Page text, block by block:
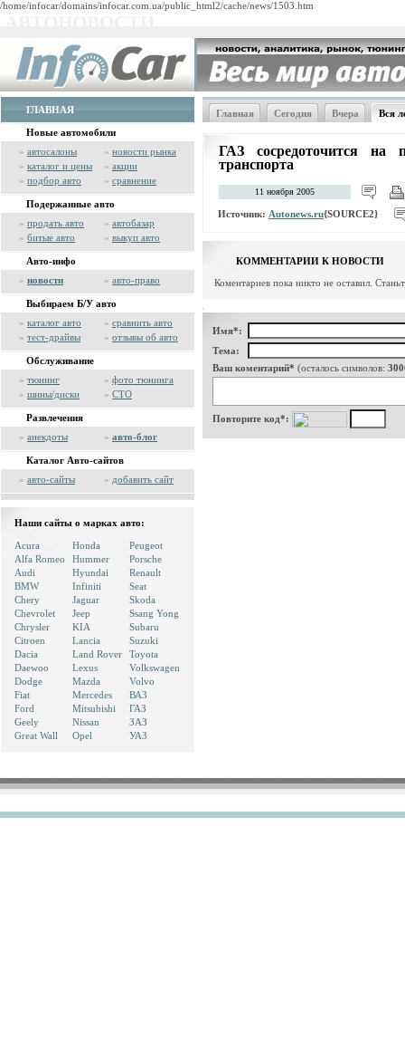
/home/infocar/domains/infocar.com.ua/public_html2/cache/news/1503.htm
ГЛАВНАЯ
Новые автомобили
» автосалоны » новости рынка
» каталог и цены » акции
» подбор авто » сравнение
Подержанные авто
» продать авто » автобазар
» битые авто » выкуп авто
Авто-инфо
» новости » авто-право
Выбираем Б/У авто
» каталог авто » сравнить авто
» тест-драйвы » отзывы об авто
Обслуживание
» тюнинг » фото тюнинга
» шины/диски » СТО
Развлечения
» анекдоты » авто-блог
Каталог Авто-сайтов
» авто-сайты » добавить сайт
Наши сайты о марках авто:
Acura
Alfa Romeo
Audi
BMW
Chery
Chevrolet
Chrysler
Citroen
Dacia
Daewoo
Dodge
Fiat
Ford
Geely
Great Wall
Honda
Hummer
Hyundai
Infiniti
Jaguar
Jeep
KIA
Lancia
Land Rover
Lexus
Mazda
Mercedes
Mitsubishi
Nissan
Opel
Peugeot
Porsche
Renault
Seat
Skoda
Ssang Yong
Subaru
Suzuki
Toyota
Volkswagen
Volvo
ВАЗ
ГАЗ
ЗАЗ
УАЗ
Главная Сегодня Вчера Вся
ГАЗ сосредоточится на
транспорта
11 ноября 2005
Источник: Autonews.ru{SOURCE2}
КОММЕНТАРИИ К НОВОСТИ
Коментариев пока никто не оставил.
Имя*:
Тема:
Ваш коментарий* (осталось символов:
Повторите код*: